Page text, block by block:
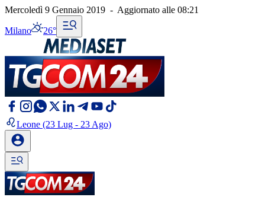
Mercoledì 9 Gennaio 2019 - Aggiornato alle 08:21
Milano 26°
Leone (23 Lug - 23 Ago)